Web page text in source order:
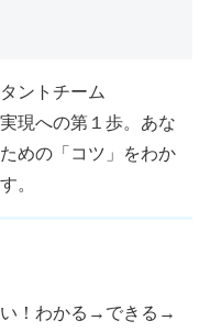
ントチーム
現への第１歩。あな
めの「コツ」をわか
。
！わかる→できる→